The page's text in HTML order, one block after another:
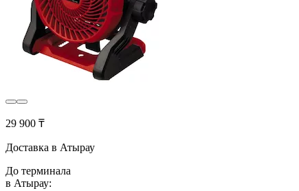
29 900 ₸
Доставка в Атырау
До терминала
в Атырау: